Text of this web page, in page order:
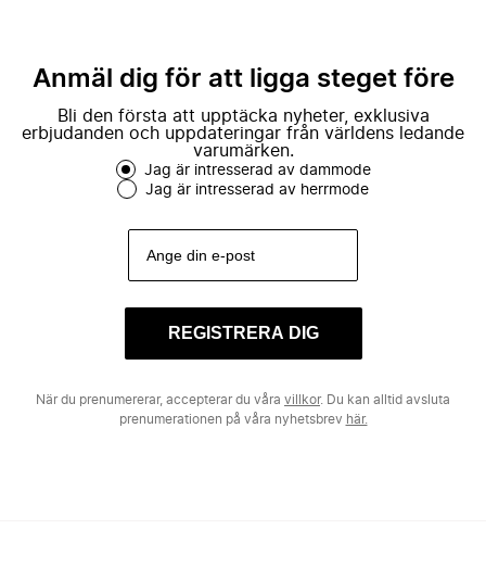
Anmäl dig för att ligga steget före
Bli den första att upptäcka nyheter, exklusiva
erbjudanden och uppdateringar från världens ledande
varumärken.
Jag är intresserad av dammode
Jag är intresserad av herrmode
REGISTRERA DIG
När du prenumererar, accepterar du våra villkor. Du kan alltid avsluta
prenumerationen på våra nyhetsbrev här.